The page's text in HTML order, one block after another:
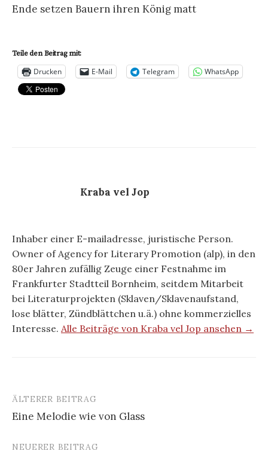
Ende setzen Bauern ihren König matt
Teile den Beitrag mit:
Drucken E-Mail Telegram WhatsApp
Kraba vel Jop
Inhaber einer E-mailadresse, juristische Person.
Owner of Agency for Literary Promotion (alp), in den
80er Jahren zufällig Zeuge einer Festnahme im
Frankfurter Stadtteil Bornheim, seitdem Mitarbeit
bei Literaturprojekten (Sklaven/Sklavenaufstand,
lose blätter, Zündblättchen u.ä.) ohne kommerzielles
Interesse. Alle Beiträge von Kraba vel Jop ansehen →
Beitrags-
Navigation
ÄLTERER BEITRAG
Eine Melodie wie von Glass
NEUERER BEITRAG